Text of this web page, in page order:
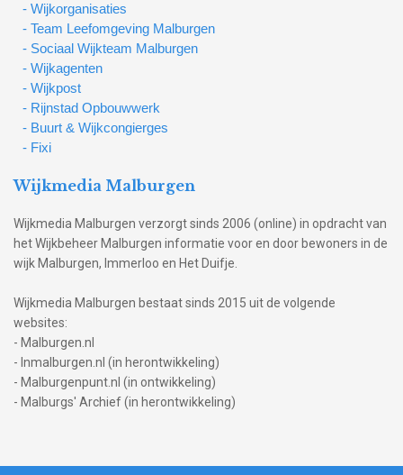
- Wijkorganisaties
- Team Leefomgeving Malburgen
- Sociaal Wijkteam Malburgen
- Wijkagenten
- Wijkpost
- Rijnstad Opbouwwerk
- Buurt & Wijkcongierges
- Fixi
Wijkmedia Malburgen
Wijkmedia Malburgen verzorgt sinds 2006 (online) in opdracht van
het Wijkbeheer Malburgen informatie voor en door bewoners in de
wijk Malburgen, Immerloo en Het Duifje.
Wijkmedia Malburgen bestaat sinds 2015 uit de volgende
websites:
- Malburgen.nl
- Inmalburgen.nl (in herontwikkeling)
- Malburgenpunt.nl (in ontwikkeling)
- Malburgs' Archief (in herontwikkeling)